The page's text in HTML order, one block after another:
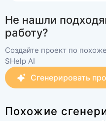
Не нашли
работу?
Создайте проект по
SHelp AI
Сгенерировать
Похожие